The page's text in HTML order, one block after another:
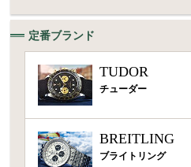
定番ブランド
TUDOR
チューダー
BREITLING
ブライトリング